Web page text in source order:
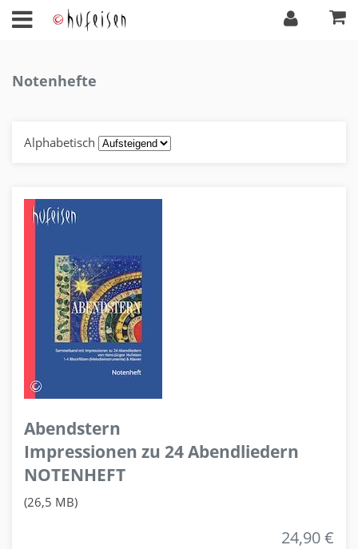
Notenhefte
Alphabetisch
Abendstern
Impressionen zu 24 Abendliedern
NOTENHEFT
(26,5 MB)
24,90 €